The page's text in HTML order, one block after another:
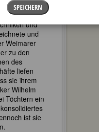
arbeitete sie
und
und
Weimarer
zu den
des
liefen
sie ihrem
Wilhelm
Töchtern ein
ist sie
SPEICHERN